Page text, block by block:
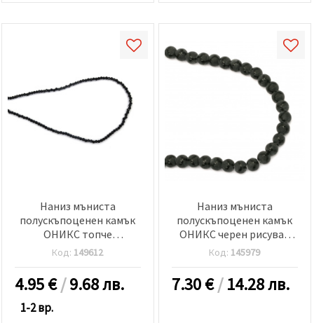
Наниз мъниста
полускъпоценен камък
ОНИКС топче
фасетирано 2 мм ±215
броя
Код: 149612
4.95€/9.68 лв.
1-2 вр.
Наниз мъниста
полускъпоценен камък
ОНИКС черен рисуван
матиран топче 8 мм ±48
броя
Код: 145979
7.30€/14.28 лв.